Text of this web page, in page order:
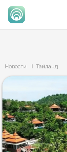
Новости | Тайланд